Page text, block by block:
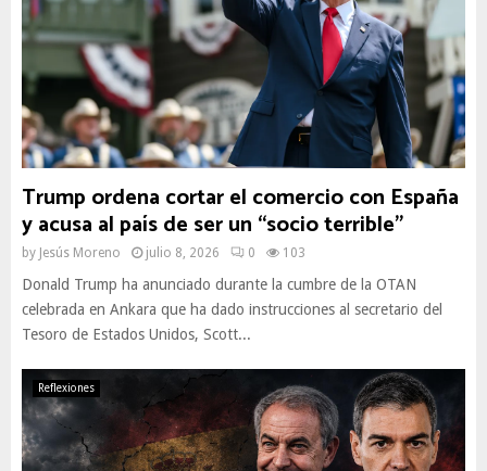
Trump ordena cortar el comercio con España
y acusa al país de ser un “socio terrible”
by Jesús Moreno julio 8, 2026 0 103
Donald Trump ha anunciado durante la cumbre de la OTAN
celebrada en Ankara que ha dado instrucciones al secretario del
Tesoro de Estados Unidos, Scott...
Reflexiones